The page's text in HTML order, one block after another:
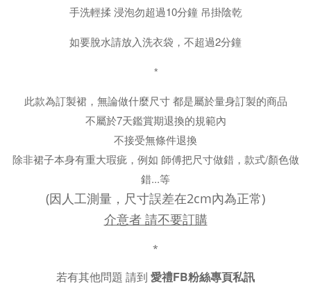
手洗輕揉 浸泡勿超過10分鐘 吊掛陰乾
如要脫水請放入洗衣袋，不超過2分鐘
*
此款為訂製裙，無論做什麼尺寸 都是屬於量身訂製的商品
不屬於7天鑑賞期退換的規範內
不接受無條件退換
除非裙子本身有重大瑕疵，例如 師傅把尺寸做錯，款式/顏色做
錯...等
(因人工測量，尺寸誤差在2cm內為正常)
介意者 請不要訂購
*
若有其他問題 請到 愛禮FB粉絲專頁私訊